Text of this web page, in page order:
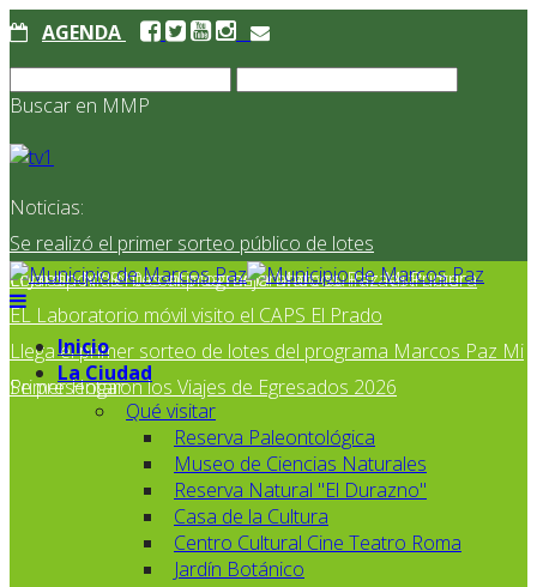
AGENDA
Buscar en MMP
Noticias:
Se realizó el primer sorteo público de lotes
correspondientes al programa Marcos Paz Mi Primer
El Jardín N° 910 continúa mejorando su infraestructura
EL Laboratorio móvil visito el CAPS El Prado
Llega el primer sorteo de lotes del programa Marcos Paz Mi
Primer Hogar
Se presentaron los Viajes de Egresados 2026
Inicio
La Ciudad
Qué visitar
Reserva Paleontológica
Museo de Ciencias Naturales
Reserva Natural "El Durazno"
Casa de la Cultura
Centro Cultural Cine Teatro Roma
Jardín Botánico